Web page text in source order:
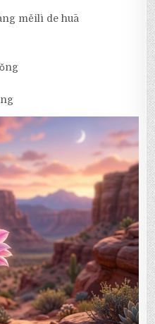
měilì de huā